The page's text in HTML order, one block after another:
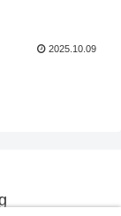
2025.10.09